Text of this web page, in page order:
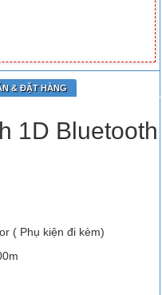
& ĐẶT HÀNG
1D
( Phụ kiện đi kèm)